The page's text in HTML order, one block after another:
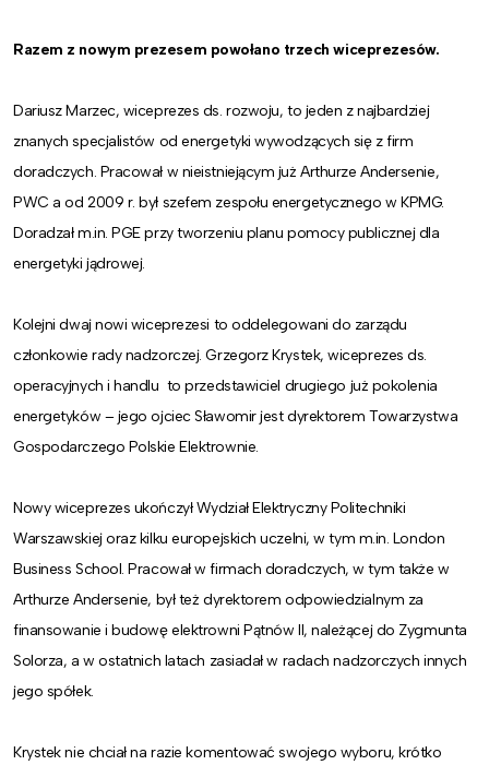
Razem z nowym prezesem powołano trzech wiceprezesów.
Dariusz Marzec, wiceprezes ds. rozwoju, to jeden z najbardziej
znanych specjalistów od energetyki wywodzących się z firm
doradczych. Pracował w nieistniejącym już Arthurze Andersenie,
PWC a od 2009 r. był szefem zespołu energetycznego w KPMG.
Doradzał m.in. PGE przy tworzeniu planu pomocy publicznej dla
energetyki jądrowej.
Kolejni dwaj nowi wiceprezesi to oddelegowani do zarządu
członkowie rady nadzorczej. Grzegorz Krystek, wiceprezes ds.
operacyjnych i handlu to przedstawiciel drugiego już pokolenia
energetyków – jego ojciec Sławomir jest dyrektorem Towarzystwa
Gospodarczego Polskie Elektrownie.
Nowy wiceprezes ukończył Wydział Elektryczny Politechniki
Warszawskiej oraz kilku europejskich uczelni, w tym m.in. London
Business School. Pracował w firmach doradczych, w tym także w
Arthurze Andersenie, był też dyrektorem odpowiedzialnym za
finansowanie i budowę elektrowni Pątnów II, należącej do Zygmunta
Solorza, a w ostatnich latach zasiadał w radach nadzorczych innych
jego spółek.
Krystek nie chciał na razie komentować swojego wyboru, krótko